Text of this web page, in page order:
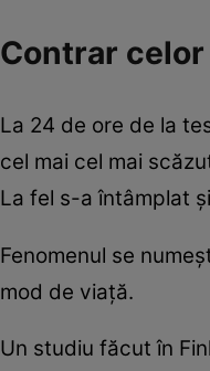
Contrar
La 24 de ore de la
cel mai cel mai
La fel s-a întâmplat
Fenomenul se
mod de viaţă.
Un studiu făcut în